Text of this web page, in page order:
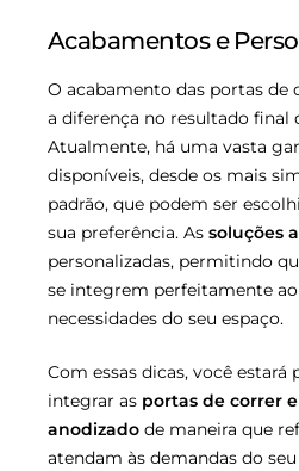
Acabamentos e
O acabamento das portas de
a diferença no resultado final
Atualmente, há uma vasta
disponíveis, desde os mais
padrão, que podem ser
sua preferência. As soluções a
personalizadas, permitindo
se integrem perfeitamente ao
necessidades do seu espaço.
Com essas dicas, você estará
integrar as portas de correr
anodizado de maneira que
atendam às demandas do